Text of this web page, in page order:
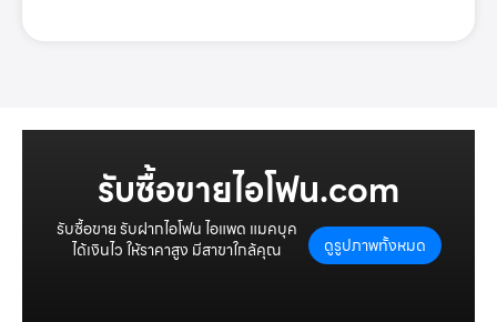
รับซื้อขายไอโฟน.com
รับซื้อขาย รับฝากไอโฟน ไอแพด แมคบุค
ได้เงินไว ให้ราคาสูง มีสาขาใกล้คุณ
ดูรูปภาพทั้งหมด